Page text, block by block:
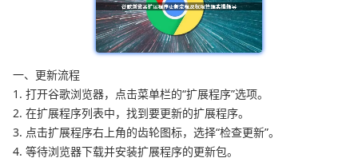
一、更新流程
1. 打开谷歌浏览器，点击菜单栏的“扩展程序”选项。
2. 在扩展程序列表中，找到要更新的扩展程序。
3. 点击扩展程序右上角的齿轮图标，选择“检查更新”。
4. 等待浏览器下载并安装扩展程序的更新包。